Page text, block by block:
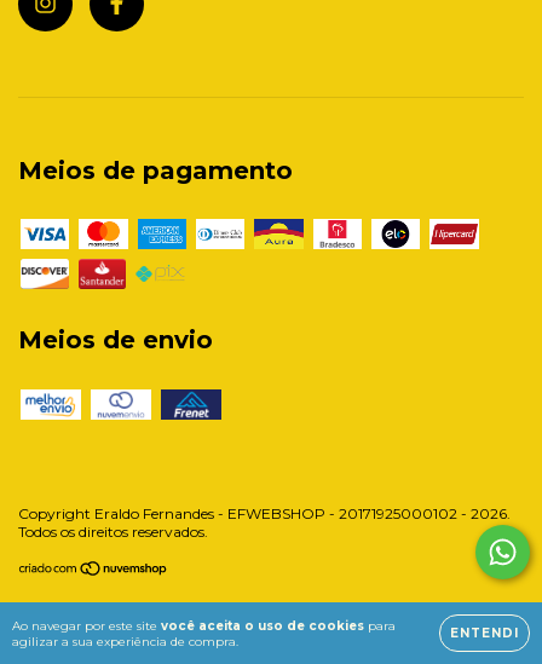
Ao navegar por este site você aceita o uso de cookies para
agilizar a sua experiência de compra.
ENTENDI
Meios de pagamento
Meios de envio
Copyright Eraldo Fernandes - EFWEBSHOP - 20171925000102 - 2026.
Todos os direitos reservados.